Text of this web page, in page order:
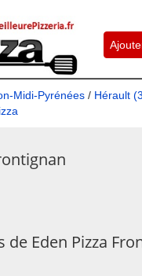
Midi-Pyrénées / Hérault
de Eden Pizza